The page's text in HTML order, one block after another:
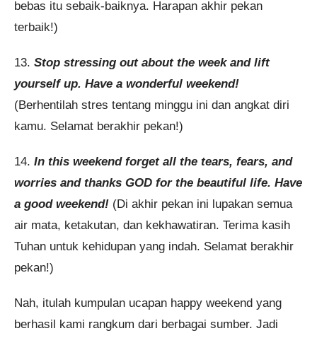
bebas itu sebaik-baiknya. Harapan akhir pekan
terbaik!)
13. Stop stressing out about the week and lift
yourself up. Have a wonderful weekend!
(Berhentilah stres tentang minggu ini dan angkat diri
kamu. Selamat berakhir pekan!)
14. In this weekend forget all the tears, fears, and
worries and thanks GOD for the beautiful life. Have
a good weekend! (Di akhir pekan ini lupakan semua
air mata, ketakutan, dan kekhawatiran. Terima kasih
Tuhan untuk kehidupan yang indah. Selamat berakhir
pekan!)
Nah, itulah kumpulan ucapan happy weekend yang
berhasil kami rangkum dari berbagai sumber. Jadi